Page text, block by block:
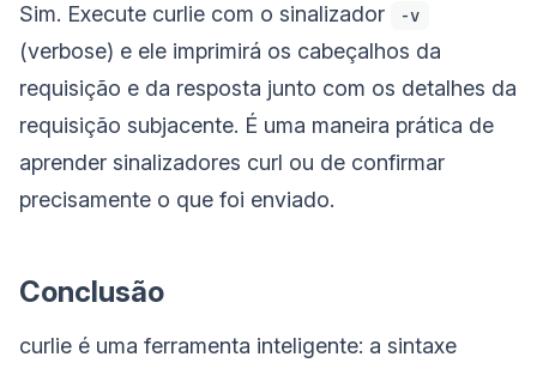
Sim. Execute curlie com o sinalizador -v
(verbose) e ele imprimirá os cabeçalhos da
requisição e da resposta junto com os detalhes da
requisição subjacente. É uma maneira prática de
aprender sinalizadores curl ou de confirmar
precisamente o que foi enviado.
Conclusão
curlie é uma ferramenta inteligente: a sintaxe